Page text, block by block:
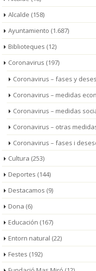
Alcalde (158)
Ayuntamiento (1.687)
Biblioteques (12)
Coronavirus (197)
Coronavirus – fases y
Coronavirus – medidas
Coronavirus – medidas
Coronavirus – otras
Coronavirus – fases i
Cultura (253)
Deportes (144)
Destacamos (9)
Dona (6)
Educación (167)
Entorn natural (22)
Festes (192)